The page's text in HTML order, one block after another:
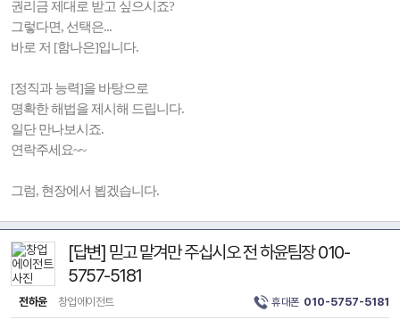
권리금 제대로 받고 싶으시죠?
그렇다면, 선택은...
바로 저 [함나은]입니다.
[정직과 능력]을 바탕으로
명확한 해법을 제시해 드립니다.
일단 만나보시죠.
연락주세요~~
그럼, 현장에서 뵙겠습니다.
[답변] 믿고 맡겨만 주십시오 전 하윤팀장 010-
5757-5181
전하윤 창업에이전트 휴대폰 010-5757-5181